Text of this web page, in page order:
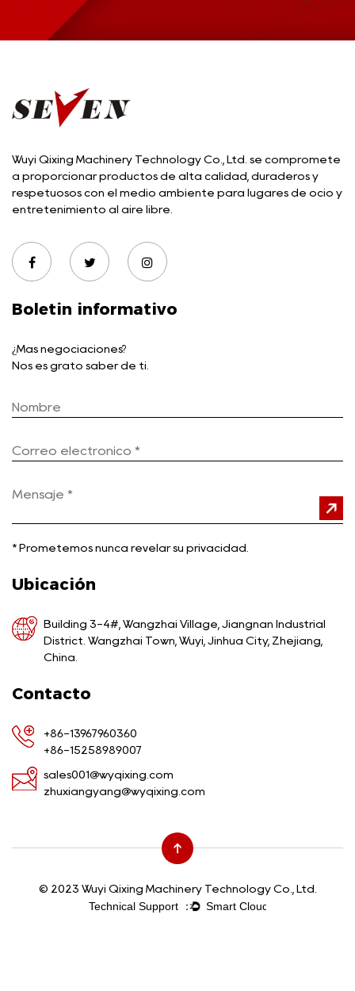
Wuyi Qixing Machinery Technology Co., Ltd. se compromete
a proporcionar productos de alta calidad, duraderos y
respetuosos con el medio ambiente para lugares de ocio y
entretenimiento al aire libre.
Boletin informativo
¿Más negociaciones?
Nos es grato saber de ti.
* Prometemos nunca revelar su privacidad.
Ubicación
Building 3-4#, Wangzhai Village, Jiangnan Industrial
District. Wangzhai Town, Wuyi, Jinhua City, Zhejiang,
China.
Contacto
+86-13967960360
+86-15258989007
sales001@wyqixing.com
zhuxiangyang@wyqixing.com
© 2023 Wuyi Qixing Machinery Technology Co., Ltd.